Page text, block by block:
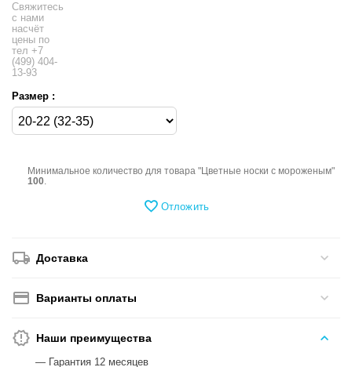
Свяжитесь
с нами
насчёт
цены по
тел +7
(499) 404-
13-93
Размер :
Минимальное количество для товара "Цветные носки с мороженым"
100.
Отложить
Доставка
Варианты оплаты
Наши преимущества
— Гарантия 12 месяцев